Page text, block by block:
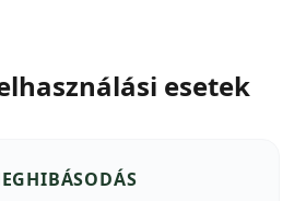
esetek